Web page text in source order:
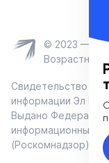
© 2023 —
Возрастное
Свидетельство о
информации Эл №
Выдано
информационных
(Роскомнадзор)